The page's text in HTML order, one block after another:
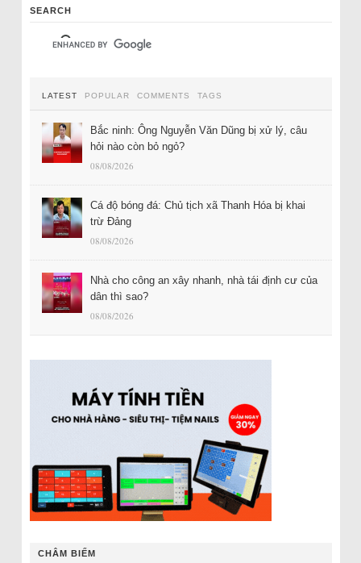
SEARCH
LATEST POPULAR COMMENTS TAGS
Bắc ninh: Ông Nguyễn Văn Dũng bị xử lý, câu
hỏi nào còn bỏ ngỏ?
08/08/2026
Cá độ bóng đá: Chủ tịch xã Thanh Hóa bị khai
trừ Đảng
08/08/2026
Nhà cho công an xây nhanh, nhà tái định cư của
dân thì sao?
08/08/2026
CHÂM BIẾM